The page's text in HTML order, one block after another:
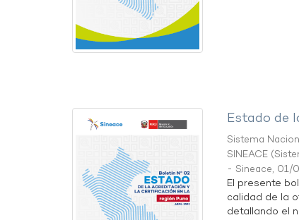
Estado de
Sistema
SINEACE (
- Sineace, 01/
El presente
calidad de la
detallando el